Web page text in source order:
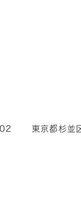
東京都杉